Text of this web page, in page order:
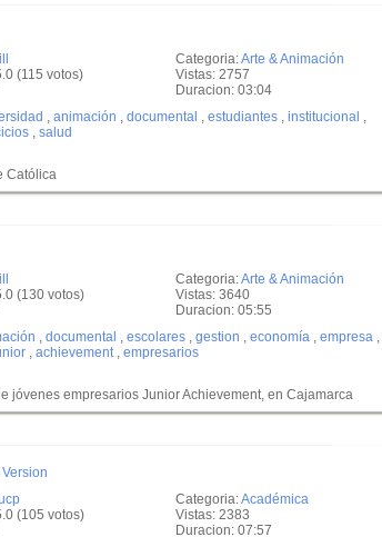
Categoria:Arte & Animación
Vistas: 2757
Duracion: 03:04
(115 votos)
, animación , documental , estudiantes , institucional ,
, salud
Católica
Categoria:Arte & Animación
Vistas: 3640
Duracion: 05:55
(130 votos)
, documental , escolares , gestion , economía , empresa ,
, achievement, empresarios
jóvenes empresarios Junior Achievement, en Cajamarca
Categoria:Académica
Vistas: 2383
Duracion: 07:57
(105 votos)